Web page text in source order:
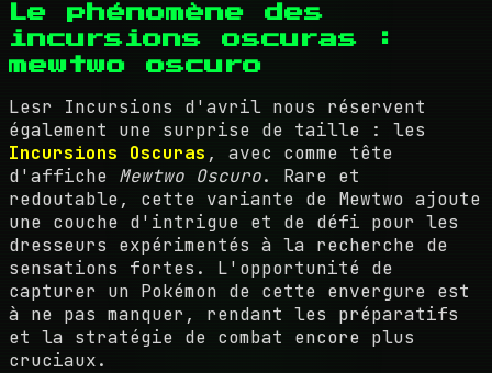
Le phénomène des
incursions oscuras :
mewtwo oscuro
Lesr Incursions d'avril nous réservent
également une surprise de taille : les
Incursions Oscuras , avec comme tête
d'affiche Mewtwo Oscuro. Rare et
redoutable, cette variante de Mewtwo ajoute
une couche d'intrigue et de défi pour les
dresseurs expérimentés à la recherche de
sensations fortes. L'opportunité de
capturer un Pokémon de cette envergure est
à ne pas manquer, rendant les préparatifs
et la stratégie de combat encore plus
cruciaux.